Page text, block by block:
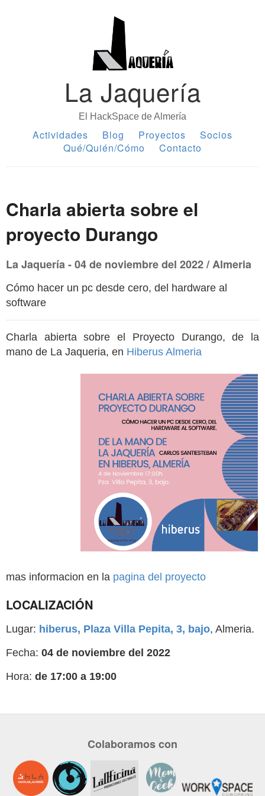
La Jaquería
El HackSpace de Almería
Actividades Blog Proyectos
Socios
Qué/Quién/Cómo
Contacto
Charla abierta sobre el
proyecto Durango
La Jaquería - 04 de noviembre del 2022 / Almeria
Cómo hacer un pc desde cero, del hardware al
software
Charla abierta sobre el Proyecto Durango, de la
mano de La Jaqueria, en Hiberus Almeria
mas informacion en la pagina del proyecto
LOCALIZACIÓN
Lugar: hiberus, Plaza Villa Pepita, 3, bajo, Almeria.
Fecha: 04 de noviembre del 2022
Hora: de 17:00 a 19:00
Colaboramos con